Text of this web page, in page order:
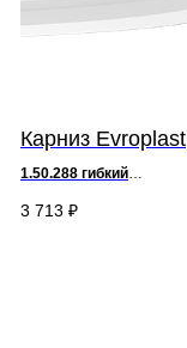
Карниз Evroplast
1.50.288 гибкий
3 713 ₽